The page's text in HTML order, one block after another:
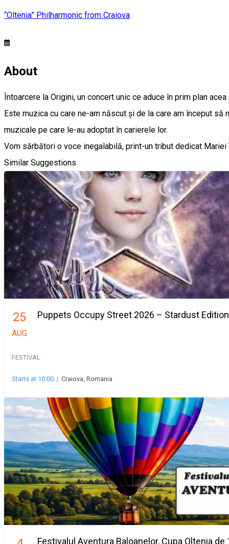
“Oltenia” Philharmonic from Craiova
About
Întoarcere la Origini, un concert unic ce aduce în prim plan
Este muzica cu care ne-am născut și de la care am început
muzicale pe care le-au adoptat în carierele lor.
Vom sărbători o voce inegalabilă, print-un tribut dedicat
Similar Suggestions
25
AUG
Puppets Occupy Street 2026 – Stardust
FESTIVAL
Starts at 10:00 | Craiova, Romania
Festivalul Aventura Baloanelor, Cupa Oltenia de